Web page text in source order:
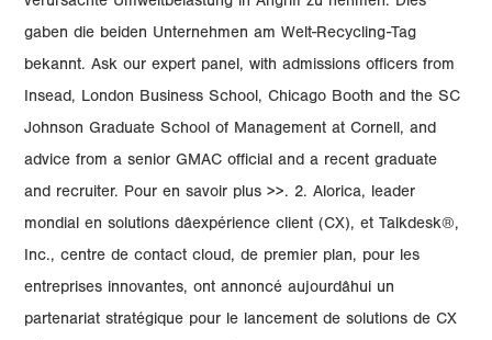
gaben die beiden Unternehmen am Welt-Recycling-Tag
bekannt. Ask our expert panel, with admissions officers from
Insead, London Business School, Chicago Booth and the SC
Johnson Graduate School of Management at Cornell, and
advice from a senior GMAC official and a recent graduate
and recruiter. Pour en savoir plus >>. 2. Alorica, leader
mondial en solutions dâexpérience client (CX), et Talkdesk®,
Inc., centre de contact cloud, de premier plan, pour les
entreprises innovantes, ont annoncé aujourdâhui un
partenariat stratégique pour le lancement de solutions de CX